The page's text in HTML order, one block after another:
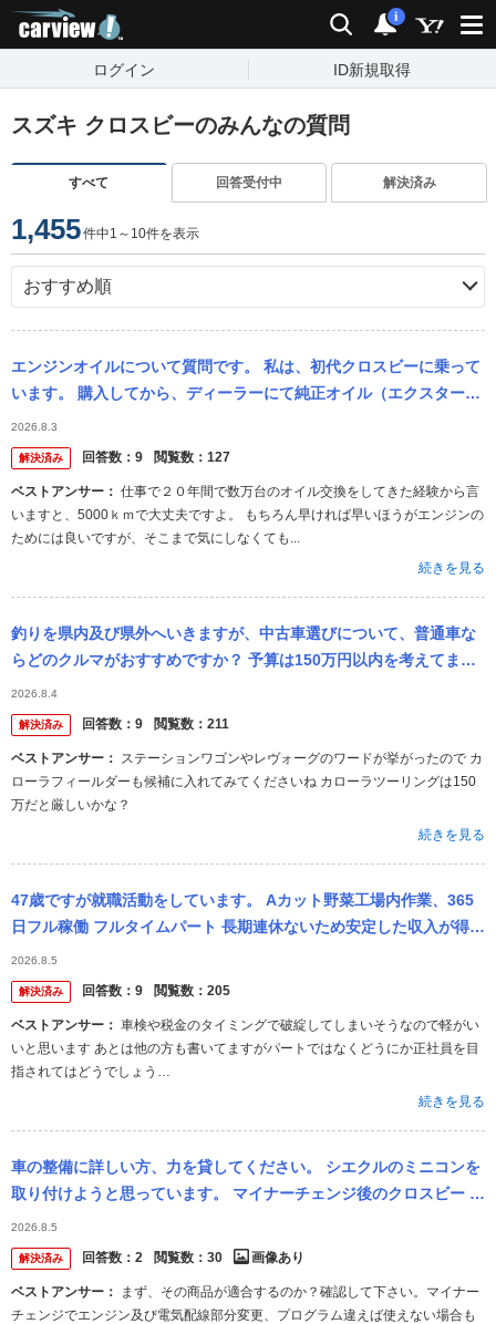
検索 通知
i
ログイン ID新規取得
スズキ クロスビーのみんなの質問
すべて 回答受付中 解決済み
1,455件中1～10件を表示
エンジンオイルについて質問です。 私は、初代クロスビーに乗って
います。 購入してから、ディーラーにて純正オイル（エクスターF
5W30 全合成油）と 交換していましたが、 前回、ディーラー...
2026.8.3
解決済み 回答数： 9 閲覧数： 127
ベストアンサー：
いますと、5000ｋｍで大丈夫ですよ。 もちろん早ければ早いほうがエンジンの
ためには良いですが、そこまで気にしなくても...
続きを見る
釣りを県内及び県外へいきますが、中古車選びについて、普通車な
らどのクルマがおすすめですか？ 予算は150万円以内を考えてま
す。 個人的にはスズキのクロスビーが良いかなと思ってはいます
が、 ・他...
2026.8.4
解決済み 回答数： 9 閲覧数： 211
ベストアンサー：
ローラフィールダーも候補に入れてみてくださいね カローラツーリングは150
万だと厳しいかな？
続きを見る
47歳ですが就職活動をしています。 Aカット野菜工場内作業、365
日フル稼働 フルタイムパート 長期連休ないため安定した収入が得ら
れる 時給1200円×7.5時間×21日で 月収189000円＋...
2026.8.5
解決済み 回答数： 9 閲覧数： 205
ベストアンサー：
いと思います あとは他の方も書いてますがパートではなくどうにか正社員を目
指されてはどうでしょう…
続きを見る
車の整備に詳しい方、力を貸してください。 シエクルのミニコンを
取り付けようと思っています。 マイナーチェンジ後のクロスビー m
nd1s のエンジンルームです。 エアフロー/プレッシャーセンサー
は...
2026.8.5
解決済み 回答数： 2 閲覧数： 30 画像あり
ベストアンサー：
チェンジでエンジン及び電気配線部分変更、プログラム違えば使えない場合も